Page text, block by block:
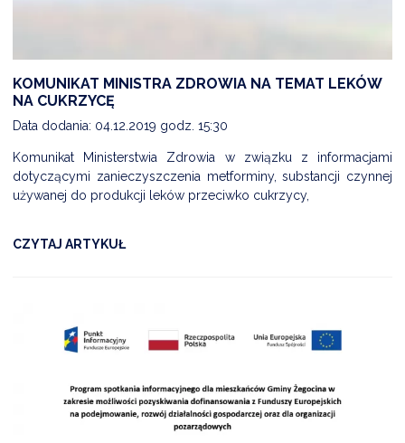
KOMUNIKAT MINISTRA ZDROWIA NA TEMAT LEKÓW
NA CUKRZYCĘ
Data dodania: 04.12.2019 godz. 15:30
Komunikat Ministerstwia Zdrowia w związku z informacjami
dotyczącymi zanieczyszczenia metforminy, substancji czynnej
używanej do produkcji leków przeciwko cukrzycy,
CZYTAJ ARTYKUŁ